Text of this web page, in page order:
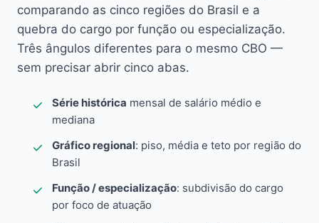
comparando as cinco regiões do Brasil e a
quebra do cargo por função ou especialização.
Três ângulos diferentes para o mesmo CBO —
sem precisar abrir cinco abas.
Série histórica mensal de salário médio e
mediana
Gráfico regional: piso, média e teto por região do
Brasil
Função / especialização: subdivisão do cargo
por foco de atuação